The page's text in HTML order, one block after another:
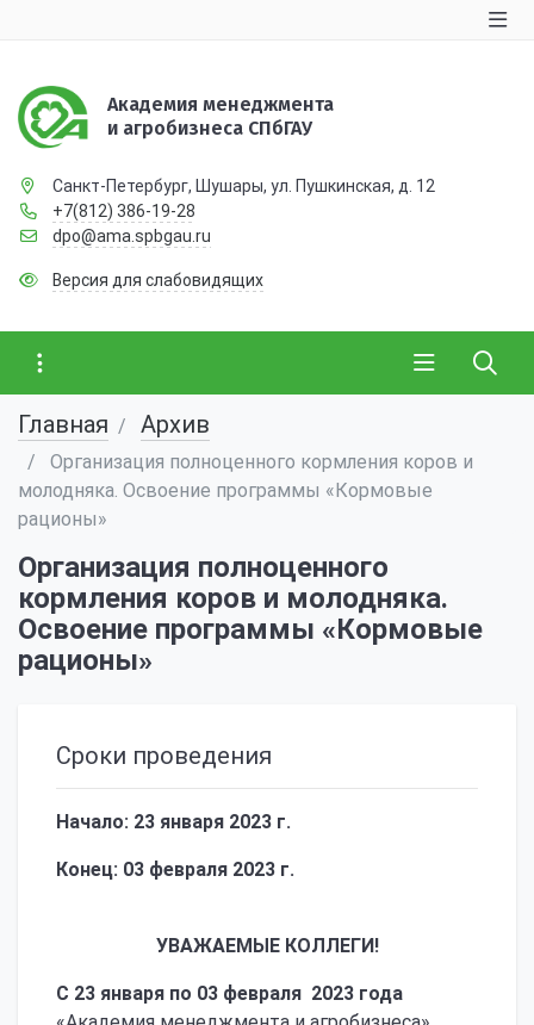
Академия менеджмента
и агробизнеса СПбГАУ
Санкт-Петербург, Шушары, ул. Пушкинская, д. 12
+7(812) 386-19-28
dpo@ama.spbgau.ru
Версия для слабовидящих
Главная Архив
Организация полноценного кормления коров и
молодняка. Освоение программы «Кормовые
рационы»
Организация полноценного
кормления коров и молодняка.
Освоение программы «Кормовые
рационы»
Сроки проведения
Начало: 23 января 2023 г.
Конец: 03 февраля 2023 г.
УВАЖАЕМЫЕ КОЛЛЕГИ!
С 23 января по 03 февраля 2023 года